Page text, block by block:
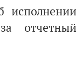
исполнении
отчетный